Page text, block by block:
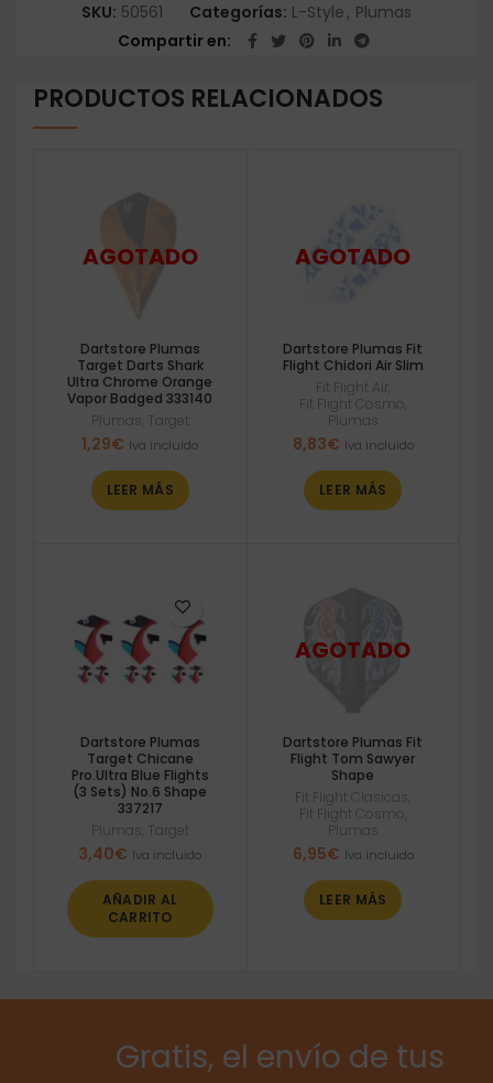
SKU: 50561 Categorías: L-Style, Plumas
Compartir en
PRODUCTOS RELACIONADOS
Dartstore Plumas
Target Darts Shark
Ultra Chrome Orange
Vapor Badged 333140
Plumas Target
1,29€ Iva incluido
LEER MÁS
Dartstore Plumas Fit
Flight Chidori Air Slim
Fit Flight Air
Fit Flight Cosmo
Plumas
8,83€ Iva incluido
LEER MÁS
Dartstore Plumas
Target Chicane
Pro.Ultra Blue Flights
(3 Sets) No.6 Shape
337217
Plumas Target
3,40€ Iva incluido
AÑADIR AL
CARRITO
Dartstore Plumas Fit
Flight Tom Sawyer
Shape
Fit Flight Clasicas
Fit Flight Cosmo
Plumas
6,95€ Iva incluido
LEER MÁS
Gratis, el envío de tus